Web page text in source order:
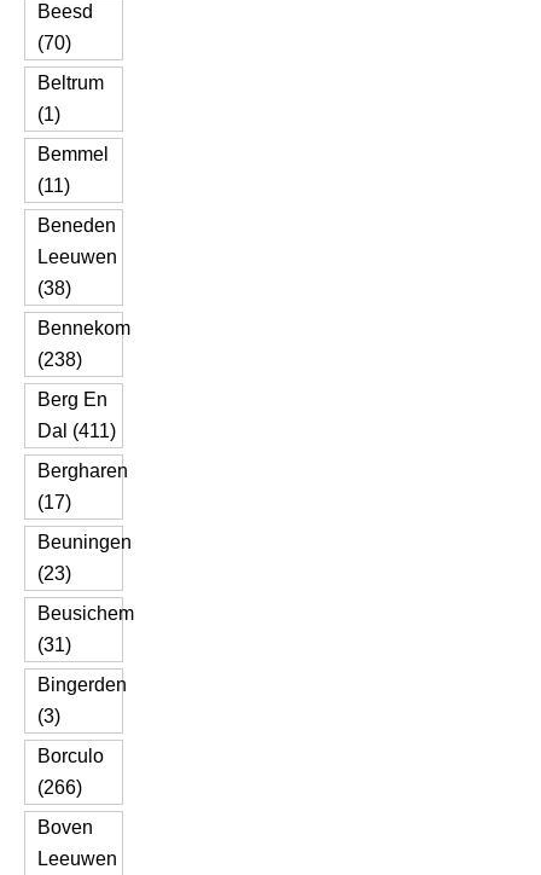
Beesd
(70)
Beltrum
(1)
Bemmel
(11)
Beneden
Leeuwen
(38)
Bennekom
(238)
Berg En
Dal (411)
Bergharen
(17)
Beuningen
(23)
Beusichem
(31)
Bingerden
(3)
Borculo
(266)
Boven
Leeuwen